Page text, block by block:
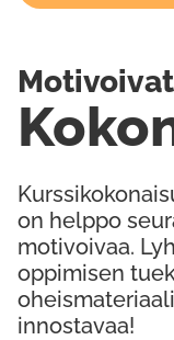
on helppo
motivoivaa.
oppimisen
innostavaa!
Motivoivat